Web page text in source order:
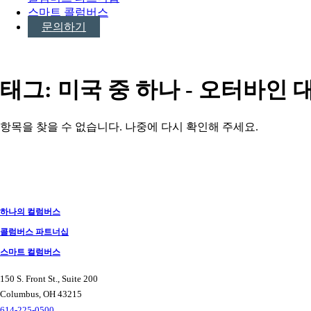
스마트 콜럼버스
문의하기
태그: 미국 중 하나 - 오터바인
항목을 찾을 수 없습니다. 나중에 다시 확인해 주세요.
탐
색
하나의 컬럼버스
콜럼버스 파트너십
스마트 컬럼버스
150 S. Front St., Suite 200
Columbus, OH 43215